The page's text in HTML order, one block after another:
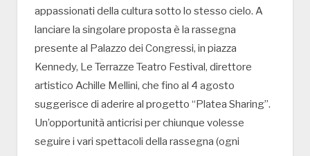
appassionati della cultura sotto lo stesso cielo. A
lanciare la singolare proposta è la rassegna
presente al Palazzo dei Congressi, in piazza
Kennedy, Le Terrazze Teatro Festival, direttore
artistico Achille Mellini, che fino al 4 agosto
suggerisce di aderire al progetto “Platea Sharing”.
Un’opportunità anticrisi per chiunque volesse
seguire i vari spettacoli della rassegna (ogni